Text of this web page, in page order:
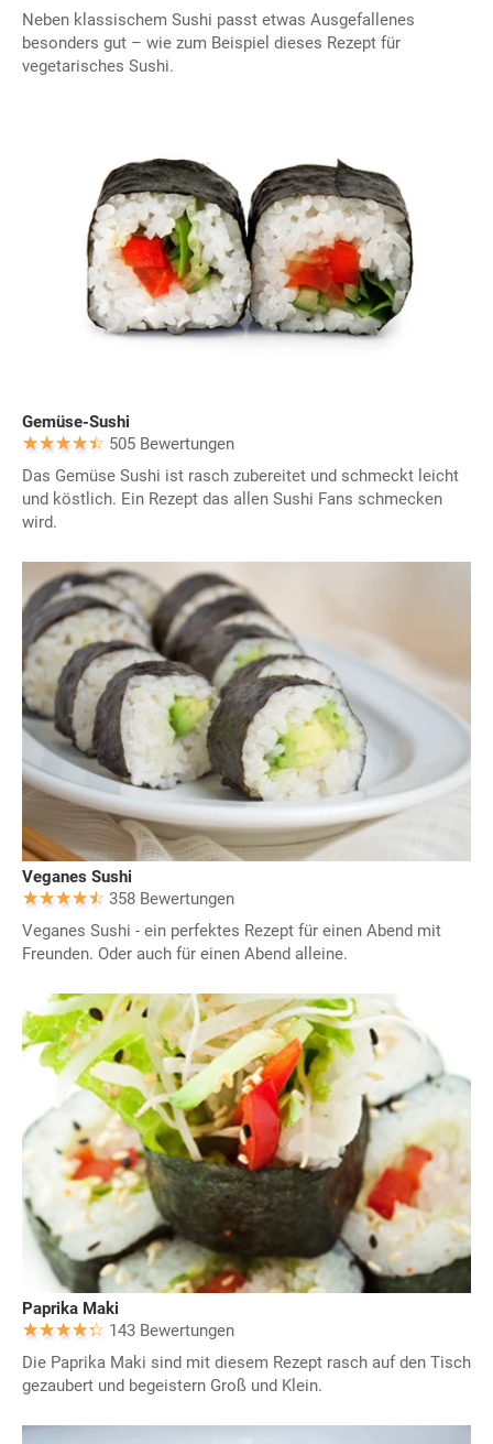
Neben klassischem Sushi passt etwas Ausgefallenes
besonders gut – wie zum Beispiel dieses Rezept für
vegetarisches Sushi.
Gemüse-Sushi
505 Bewertungen
Das Gemüse Sushi ist rasch zubereitet und schmeckt leicht
und köstlich. Ein Rezept das allen Sushi Fans schmecken
wird.
Veganes Sushi
358 Bewertungen
Veganes Sushi - ein perfektes Rezept für einen Abend mit
Freunden. Oder auch für einen Abend alleine.
Paprika Maki
143 Bewertungen
Die Paprika Maki sind mit diesem Rezept rasch auf den Tisch
gezaubert und begeistern Groß und Klein.